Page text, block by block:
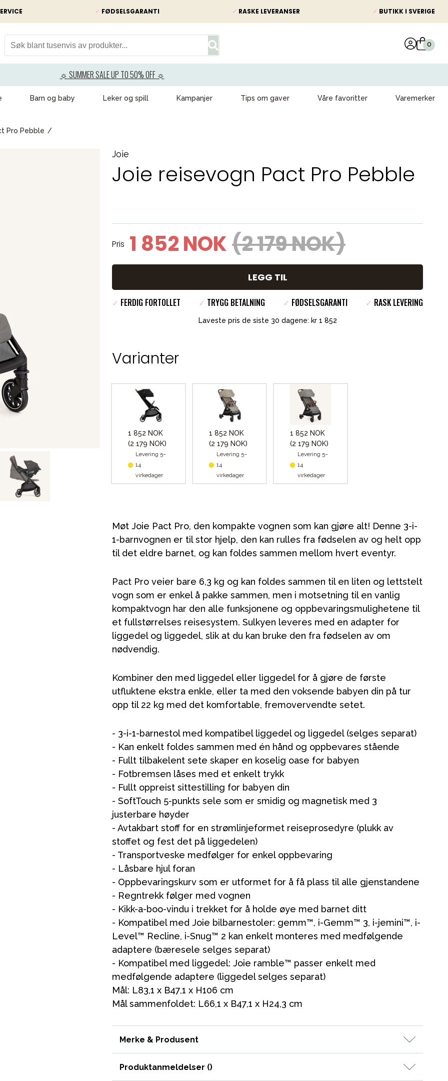
✓ FØDSELSGARANTI ✓ RASKE LEVERANSER ✓ BUTIKK I SVERIGE
☼ SUMMER SALE UP TO 50% OFF ☼
Barn og baby Leker og spill Kampanjer Tips om gaver Våre favoritter Varemerker
Pro Pebble
Joie
Joie reisevogn Pact Pro Pebble
Pris 1 852 NOK(2 179 NOK)
LEGG TIL
✓ FERDIG FORTOLLET ✓ TRYGG BETALNING ✓ FØDSELSGARANTI ✓ RASK LEVERING
Laveste pris de siste 30 dagene: kr 1 852
Varianter
1 852 NOK
(2 179 NOK)
Levering 5–
14
virkedager
1 852 NOK
(2 179 NOK)
Levering 5–
14
virkedager
1 852 NOK
(2 179 NOK)
Levering 5–
14
virkedager
Møt Joie Pact Pro, den kompakte vognen som kan gjøre alt! Denne 3-i-
1-barnvognen er til stor hjelp, den kan rulles fra fødselen av og helt opp
til det eldre barnet, og kan foldes sammen mellom hvert eventyr.
Pact Pro veier bare 6,3 kg og kan foldes sammen til en liten og lettstelt
vogn som er enkel å pakke sammen, men i motsetning til en vanlig
kompaktvogn har den alle funksjonene og oppbevaringsmulighetene til
et fullstørrelses reisesystem. Sulkyen leveres med en adapter for
liggedel og liggedel, slik at du kan bruke den fra fødselen av om
nødvendig.
Kombiner den med liggedel eller liggedel for å gjøre de første
utfluktene ekstra enkle, eller ta med den voksende babyen din på tur
opp til 22 kg med det komfortable, fremovervendte setet.
- 3-i-1-barnestol med kompatibel liggedel og liggedel (selges separat)
- Kan enkelt foldes sammen med én hånd og oppbevares stående
- Fullt tilbakelent sete skaper en koselig oase for babyen
- Fotbremsen låses med et enkelt trykk
- Fullt oppreist sittestilling for babyen din
- SoftTouch 5-punkts sele som er smidig og magnetisk med 3
justerbare høyder
- Avtakbart stoff for en strømlinjeformet reiseprosedyre (plukk av
stoffet og fest det på liggedelen)
- Transportveske medfølger for enkel oppbevaring
- Låsbare hjul foran
- Oppbevaringskurv som er utformet for å få plass til alle gjenstandene
- Regntrekk følger med vognen
- Kikk-a-boo-vindu i trekket for å holde øye med barnet ditt
- Kompatibel med Joie bilbarnestoler: gemm™, i-Gemm™ 3, i-jemini™, i-
Level™ Recline, i-Snug™ 2 kan enkelt monteres med medfølgende
adaptere (bæresele selges separat)
- Kompatibel med liggedel: Joie ramble™ passer enkelt med
medfølgende adaptere (liggedel selges separat)
Mål: L83,1 x B47,1 x H106 cm
Mål sammenfoldet: L66,1 x B47,1 x H24,3 cm
Merke & Produsent
Produktanmeldelser ()
VÅRT SORTIMENT
Mamma & Pappa
Møbler & seng
Tilbehør
Reservedeler
Kampanjer
Tips om gaver
Varemerker